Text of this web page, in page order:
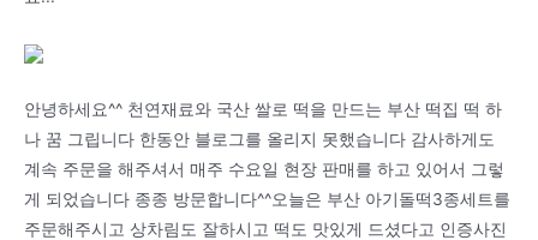
안녕하세요^^ 천연재료와 국산 쌀로 떡을 만드는 부산 떡집 떡 하
나 꿈 그립니다 한동안 블로그를 올리지 못했습니다 감사하게도
계속 주문을 해주셔서 매주 수요일 현장 판매를 하고 있어서 그렇
게 되었습니다 종종 방문합니다^^오늘은 부산 아기돌떡3종세트를
주문해주시고 상차림도 잘하시고 떡도 맛있게 드셨다고 인증사진